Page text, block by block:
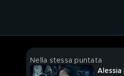
Nella stessa puntata
Alessia